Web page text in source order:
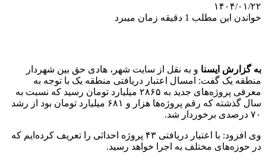
۱۴۰۴/۰۱/۲۲
خواندن این مطلب 1 دقیقه زمان میبرد
به گزارش ایسنا و به نقل از سایت شهر، هادی حق بین شهردار
منطقه یک گفت: امسال اعتبار دریافتی منطقه یک با توجه به
معرفی پروژه‌های جدید به ۲۸۶۵ میلیارد تومان رسید که نسبت به
سال گذشته که رقم پروژه‌ها هزار و ۶۸۱ میلیارد تومان بود از رشد
۷۰ درصدی برخوردار شد.
وی افزود: با اعتبار دریافتی ۴۳ پروژه احداثی را تعریف کرده‌ایم که
در حوزه‌های مختلف به اجرا خواهد رسید.